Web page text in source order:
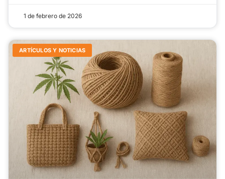
1 de febrero de 2026
ARTÍCULOS Y NOTICIAS